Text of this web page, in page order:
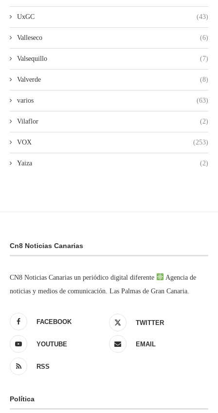
UxGC (43)
Valleseco (6)
Valsequillo (7)
Valverde (8)
varios (63)
Vilaflor (2)
VOX (253)
Yaiza (2)
Cn8 Noticias Canarias
CN8 Noticias Canarias un periódico digital diferente
Agencia de
noticias y medios de comunicación. Las Palmas de Gran Canaria.
FACEBOOK TWITTER
YOUTUBE EMAIL
RSS
Política